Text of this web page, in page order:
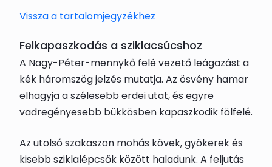
Vissza a tartalomjegyzékhez
Felkapaszkodás a sziklacsúcshoz
A Nagy-Péter-mennykő felé vezető leágazást a
kék háromszög jelzés mutatja. Az ösvény hamar
elhagyja a szélesebb erdei utat, és egyre
vadregényesebb bükkösben kapaszkodik fölfelé.
Az utolsó szakaszon mohás kövek, gyökerek és
kisebb sziklalépcsők között haladunk. A feljutás